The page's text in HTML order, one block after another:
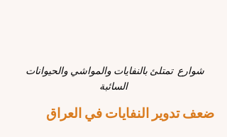
شوارع  تمتلئ بالنفايات والمواشي والحيوانات
السائبة
ضعف تدوير النفايات في العراق